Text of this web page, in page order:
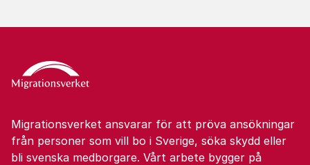
Migrationsverket ansvarar för att pröva ansökningar
från personer som vill bo i Sverige, söka skydd eller
bli svenska medborgare. Vårt arbete bygger på